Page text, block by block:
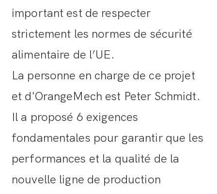
important est de respecter
strictement les normes de sécurité
alimentaire de l’UE.
La personne en charge de ce projet
et d'OrangeMech est Peter Schmidt.
Il a proposé 6 exigences
fondamentales pour garantir que les
performances et la qualité de la
nouvelle ligne de production